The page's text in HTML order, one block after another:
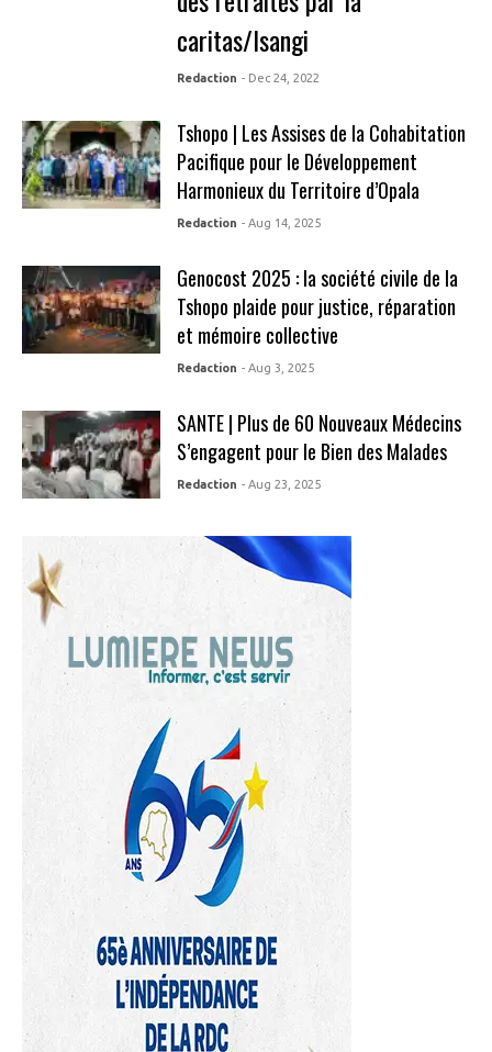
caritas/Isangi
Redaction - Dec 24, 2022
Tshopo | Les Assises de la Cohabitation
Pacifique pour le Développement
Harmonieux du Territoire d’Opala
Redaction - Aug 14, 2025
Genocost 2025 : la société civile de la
Tshopo plaide pour justice, réparation
et mémoire collective
Redaction - Aug 3, 2025
SANTE | Plus de 60 Nouveaux Médecins
S’engagent pour le Bien des Malades
Redaction - Aug 23, 2025